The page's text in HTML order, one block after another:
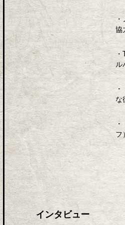
・
協
・
ル
・
な
・
フ
インタビュー